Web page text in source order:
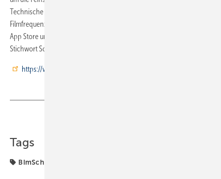
Technische Hintergründe finden sich ebenso wie kurze
Filmfrequenzen zur Erläuterung der Produkte. Die App gibt's im Apple
App Store und bei ­Google Play. Dort findet man sie unter dem
Stichwort Schräder oder BImSchV.
https://www.schraeder.com/
Tags
BImSchV